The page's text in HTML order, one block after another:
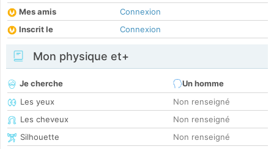
Mes amis
Connexion
Inscrit le
Connexion
Mon physique et+
Je cherche
Un homme
Les yeux
Non renseigné
Les cheveux
Non renseigné
Silhouette
Non renseigné